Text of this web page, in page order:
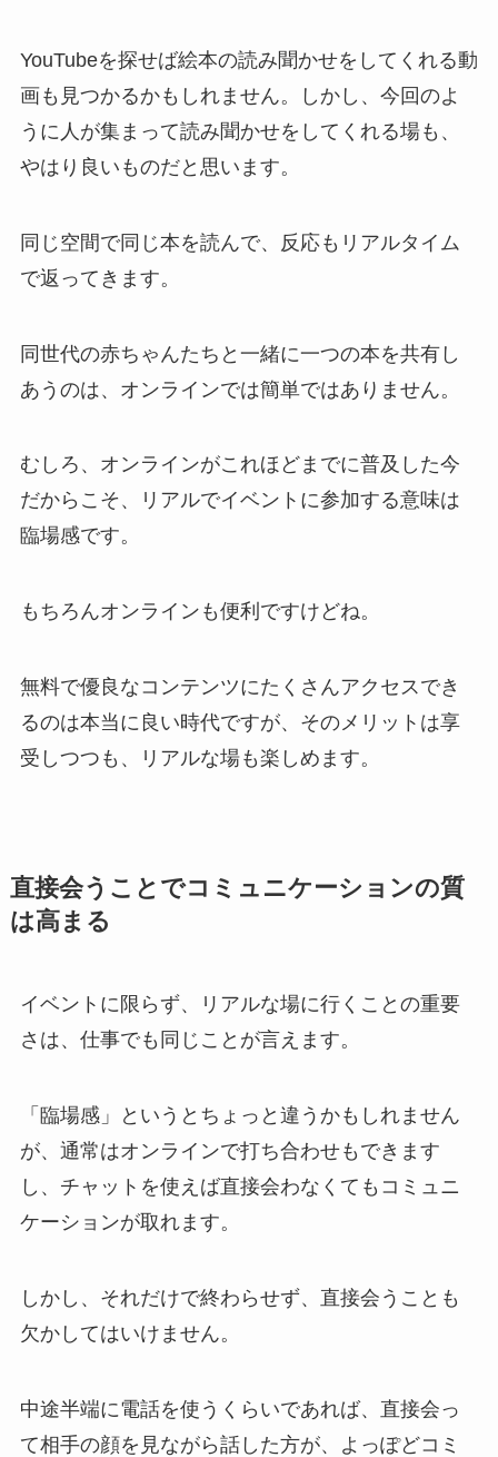
YouTubeを探せば絵本の読み聞かせをしてくれる動
画も見つかるかもしれません。しかし、今回のよ
うに人が集まって読み聞かせをしてくれる場も、
やはり良いものだと思います。
同じ空間で同じ本を読んで、反応もリアルタイム
で返ってきます。
同世代の赤ちゃんたちと一緒に一つの本を共有し
あうのは、オンラインでは簡単ではありません。
むしろ、オンラインがこれほどまでに普及した今
だからこそ、リアルでイベントに参加する意味は
臨場感です。
もちろんオンラインも便利ですけどね。
無料で優良なコンテンツにたくさんアクセスでき
るのは本当に良い時代ですが、そのメリットは享
受しつつも、リアルな場も楽しめます。
直接会うことでコミュニケーションの質
は高まる
イベントに限らず、リアルな場に行くことの重要
さは、仕事でも同じことが言えます。
「臨場感」というとちょっと違うかもしれません
が、通常はオンラインで打ち合わせもできます
し、チャットを使えば直接会わなくてもコミュニ
ケーションが取れます。
しかし、それだけで終わらせず、直接会うことも
欠かしてはいけません。
中途半端に電話を使うくらいであれば、直接会っ
て相手の顔を見ながら話した方が、よっぽどコミ